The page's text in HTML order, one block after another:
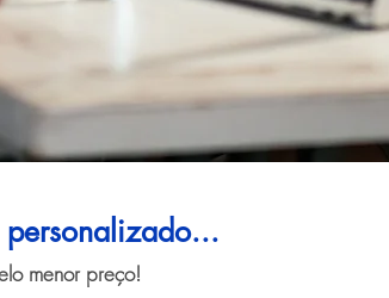
menor preço!